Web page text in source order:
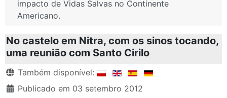
impacto de Vidas Salvas no Continente
Americano.
No castelo em Nitra, com os sinos tocando,
uma reunião com Santo Cirilo
Detalhes
Também disponível:
Publicado em 03 setembro 2012